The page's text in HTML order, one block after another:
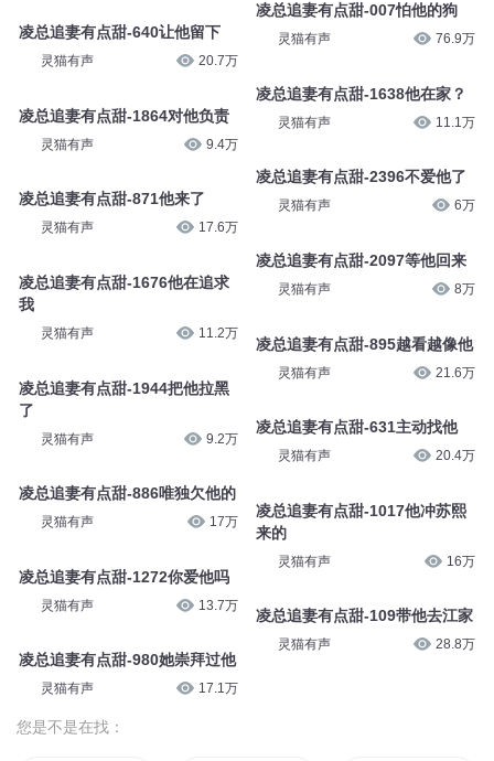
凌总追妻有点甜-640让他留下
灵猫有声 20.7万
凌总追妻有点甜-1864对他负责
灵猫有声 9.4万
凌总追妻有点甜-871他来了
灵猫有声 17.6万
凌总追妻有点甜-1676他在追求
我
灵猫有声 11.2万
凌总追妻有点甜-1944把他拉黑
了
灵猫有声 9.2万
凌总追妻有点甜-886唯独欠他的
灵猫有声 17万
凌总追妻有点甜-1272你爱他吗
灵猫有声 13.7万
凌总追妻有点甜-980她崇拜过他
灵猫有声 17.1万
凌总追妻有点甜-007怕他的狗
灵猫有声 76.9万
凌总追妻有点甜-1638他在家？
灵猫有声 11.1万
凌总追妻有点甜-2396不爱他了
灵猫有声 6万
凌总追妻有点甜-2097等他回来
灵猫有声 8万
凌总追妻有点甜-895越看越像他
灵猫有声 21.6万
凌总追妻有点甜-631主动找他
灵猫有声 20.4万
凌总追妻有点甜-1017他冲苏熙
来的
灵猫有声 16万
凌总追妻有点甜-109带他去江家
灵猫有声 28.8万
您是不是在找：